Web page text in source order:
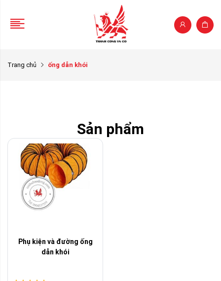
Trang chủ ống dẫn khói
Sản phẩm
Phụ kiện và đường ống
dẫn khói